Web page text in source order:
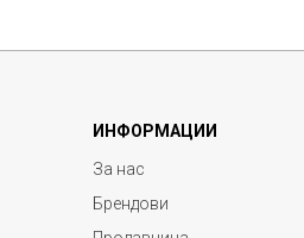
ИНФОРМАЦИИ
За нас
Брендови